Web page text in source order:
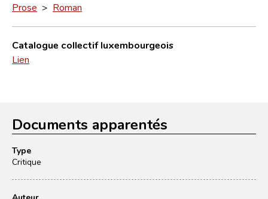
Prose > Roman
Catalogue collectif luxembourgeois
Lien
Documents apparentés
Type
Critique